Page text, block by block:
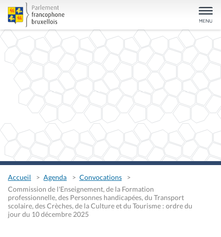
Accueil Agenda
Convocations
Commission de l'Enseignement, de la Formation
professionnelle, des Personnes handicapées, du Transport
scolaire, des Crèches, de la Culture et du Tourisme : ordre du
jour du 10 décembre 2025